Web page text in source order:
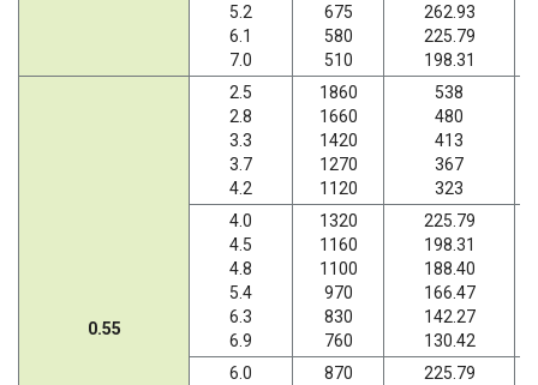
5.2
6.1
7.0
675
580
510
262.93
225.79
198.31
0.55
2.5
2.8
3.3
3.7
4.2
1860
1660
1420
1270
1120
538
480
413
367
323
4.0
4.5
4.8
5.4
6.3
6.9
1320
1160
1100
970
830
760
225.79
198.31
188.40
166.47
142.27
130.42
6.0
870
225.79